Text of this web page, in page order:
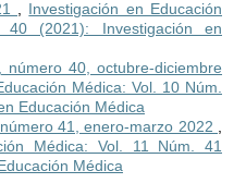
, Investigación en Educación
(2021): Investigación en
número 40, octubre-diciembre
Médica: Vol. 10 Núm.
Educación Médica
41, enero-marzo 2022 ,
Médica: Vol. 11 Núm. 41
Médica